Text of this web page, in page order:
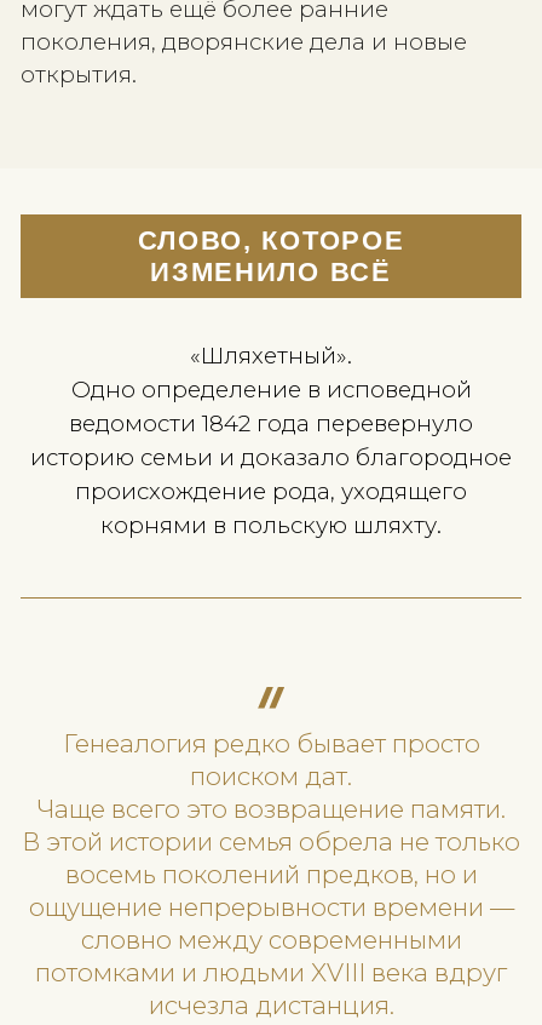
ФИНАЛ ИЛИ ТОЛЬКО
включало уже 68 человек.
Пять поколений были найдены
исключительно благодаря
работе.
Но главное было даже не в
найденных имён.
Семья получила не просто древо
понимание своего пути.
Из промышленной Юзовки — в
Политика конфиденциальности